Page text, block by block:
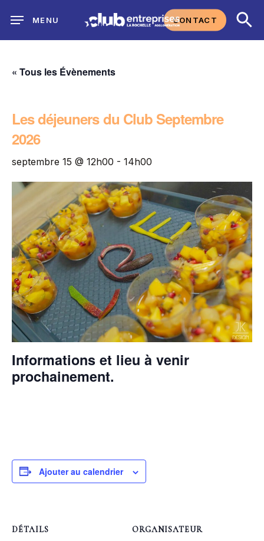
main
CONTACT
MENU
« Tous les Évènements
Les déjeuners du Club Septembre
2026
septembre 15 @ 12h00 - 14h00
Informations et lieu à venir
prochainement.
Ajouter au calendrier
DÉTAILS ORGANISATEUR